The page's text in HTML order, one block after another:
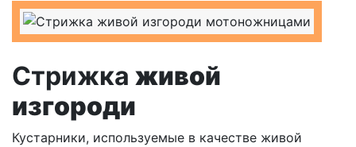
Стрижка живой
изгороди
Кустарники, используемые в качестве живой